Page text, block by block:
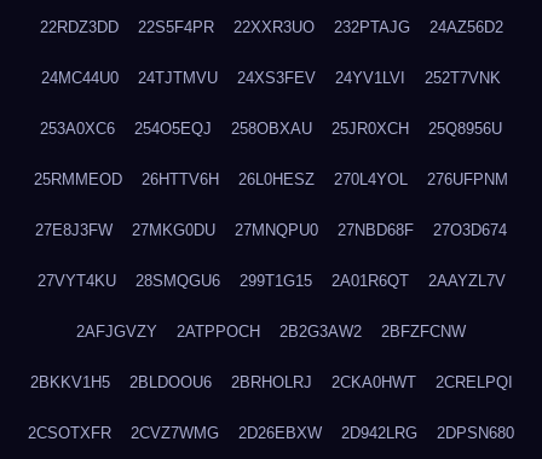
22RDZ3DD 22S5F4PR 22XXR3UO 232PTAJG 24AZ56D2
24MC44U0 24TJTMVU 24XS3FEV 24YV1LVI 252T7VNK
253A0XC6 254O5EQJ 258OBXAU 25JR0XCH 25Q8956U
25RMMEOD 26HTTV6H 26L0HESZ 270L4YOL 276UFPNM
27E8J3FW 27MKG0DU 27MNQPU0 27NBD68F 27O3D674
27VYT4KU 28SMQGU6 299T1G15 2A01R6QT 2AAYZL7V
2AFJGVZY 2ATPPOCH 2B2G3AW2 2BFZFCNW
2BKKV1H5 2BLDOOU6 2BRHOLRJ 2CKA0HWT 2CRELPQI
2CSOTXFR 2CVZ7WMG 2D26EBXW 2D942LRG 2DPSN680